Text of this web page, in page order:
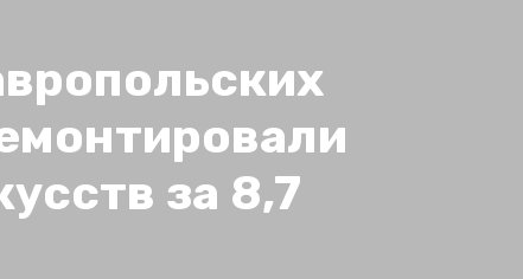
за 8,7